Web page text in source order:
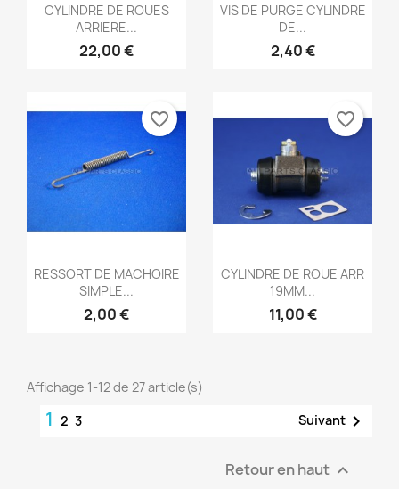
 Aperçu rapide
CYLINDRE DE ROUES
ARRIERE...
22,00 €
Aperçu rapide
VIS DE PURGE CYLINDRE
DE...
2,40 €
Aperçu rapide
RESSORT DE MACHOIRE
SIMPLE...
2,00 €
favorite_border
Aperçu rapide
CYLINDRE DE ROUE ARR
19MM...
11,00 €
favorite_border
Affichage 1-12 de 27 article(s)
1 2 3 Suivant 
Retour en haut 